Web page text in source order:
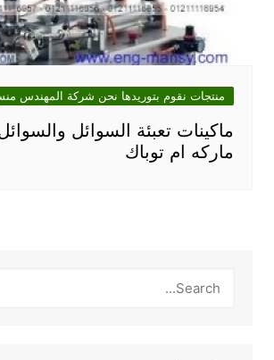
منتجات نقوم بتوريدها نحن شركة المهندس
ماكينات تعبئة السوائل
ماركه ام توباك